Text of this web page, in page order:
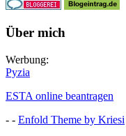
Über mich
Werbung:
Pyzia
ESTA online beantragen
- - Enfold Theme by Kriesi